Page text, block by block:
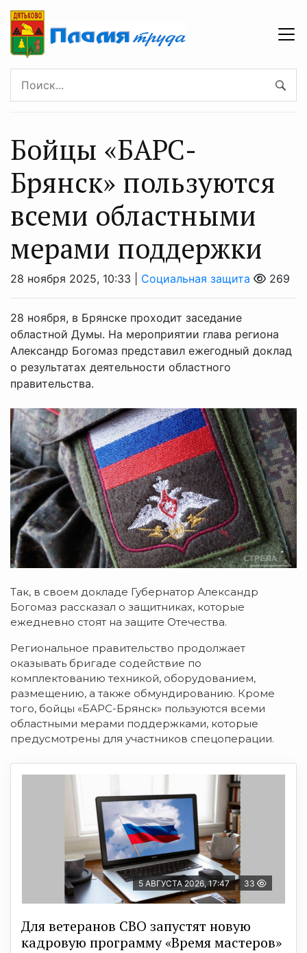
Бойцы «БАРС-
Брянск» пользуются
всеми областными
мерами поддержки
28 ноября 2025, 10:33 | Социальная защита 269
28 ноября, в Брянске проходит заседание
областной Думы. На мероприятии глава региона
Александр Богомаз представил ежегодный доклад
о результатах деятельности областного
правительства.
Так, в своем докладе Губернатор Александр
Богомаз рассказал о защитниках, которые
ежедневно стоят на защите Отечества.
Региональное правительство продолжает
оказывать бригаде содействие по
комплектованию техникой, оборудованием,
размещению, а также обмундированию. Кроме
того, бойцы «БАРС-Брянск» пользуются всеми
областными мерами поддержками, которые
предусмотрены для участников спецоперации.
5 АВГУСТА 2026, 17:47 33
Для ветеранов СВО запустят новую
кадровую программу «Время мастеров»